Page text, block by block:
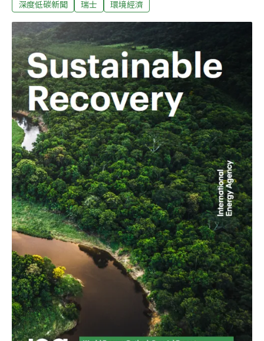
主題一炮而紅。不過在瑞士，有一位33歲的機械技師
閱，訂閱數甚至多過FIFA國際足球聯盟和歐洲歌唱大賽
（Eurovision Song Contest）！奇妙的是，Urs從不露
臉，影片也沒有背景音樂及繁複剪輯，只有拆解舊物、重
新打磨成新物的聲音。這讓Urs頻道有別於其他
Youtuber，吸引人的地方不再是軟性休閒生活議題，而是
那「舊變新」的神奇。不要用過即丟 讓修復成為一股新潮
流先來看看Urs這位Youtuber到底是何方神聖！他的父親
本身就以修理和銷售家電維生，從小
深度低碳新聞
瑞士 環境經濟